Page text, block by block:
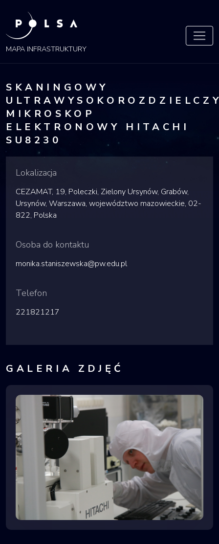
POLSA
MAPA
MAPA INFRASTRUKTURY
SKANINGOWY
MIKROSKOP
ELEKTRONOWY HITACHI
SU8230
Lokalizacja
CEZAMAT, 19, Poleczki, Zielony Ursynów, Grabów,
Ursynów, Warszawa, województwo mazowieckie, 02-
822, Polska
Osoba do kontaktu
monika.staniszewska@pw.edu.pl
Telefon
221821217
GALERIA ZDJĘĆ